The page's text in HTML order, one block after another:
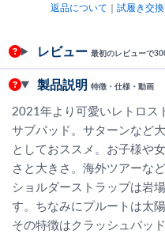
返品について 試履き交
レビュー 最初のレビューで
製品説明 特徴・仕様・動画
2021年より可愛いレトロス
サブパッド。サターンなど
としておススメ。お子様や
さと大きさ。海外ツアーな
ショルダーストラップは岩
す。ちなみにプルートは太
その特徴はクラッシュパッ